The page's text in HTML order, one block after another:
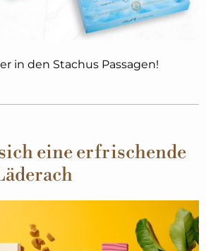
in den Stachus Passagen!
eine erfrischende